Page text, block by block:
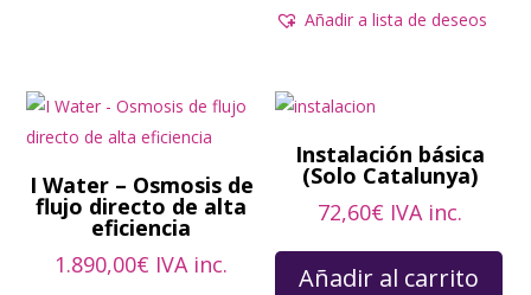
Añadir a lista de deseos
I Water – Osmosis de
flujo directo de alta
eficiencia
1.890,00€ IVA inc.
Instalación básica
(Solo Catalunya)
72,60€ IVA inc.
Añadir al carrito